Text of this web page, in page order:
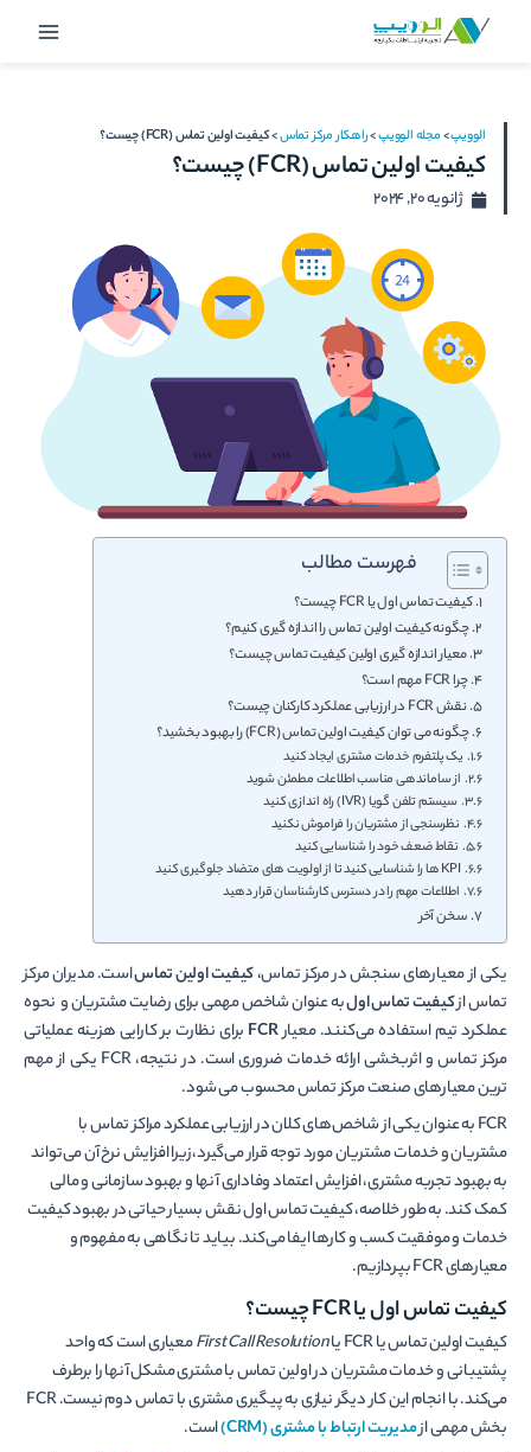
Main
الوویپ>مجله الوویپ>راهکار مرکز تماس>کیفیت اولین تماس (FCR) چیست؟
کیفیت اولین تماس (FCR) چیست؟
ژانویه 20, 2024
فهرست مطالب
کیفیت تماس اول یا FCR چیست؟
چگونه کیفیت اولین تماس را اندازه گیری کنیم؟
معیار اندازه گیری اولین کیفیت تماس چیست؟
چرا FCR مهم است؟
نقش FCR در ارزیابی عملکرد کارکنان چیست؟
چگونه می توان کیفیت اولین تماس (FCR) را بهبود بخشید؟
یک پلتفرم خدمات مشتری ایجاد کنید
از ساماندهی مناسب اطلاعات مطمئن شوید
سیستم تلفن گویا (IVR) راه اندازی کنید
نظرسنجی از مشتریان را فراموش نکنید
نقاط ضعف خود را شناسایی کنید
KPI ها را شناسایی کنید تا از اولویت های متضاد جلوگیری کنید
اطلاعات مهم را در دسترس کارشناسان قرار دهید
سخن آخر
یکی از معیارهای سنجش در مرکز تماس،کیفیت اولین تماساست. مدیران مرکز
تماس ازکیفیت تماس اولبه عنوان شاخص مهمی برای رضایت مشتریان و نحوه
عملکرد تیم استفاده می‌کنند. معیارFCR برای نظارت بر کارایی هزینه عملیاتی
مرکز تماس و اثربخشی ارائه خدمات ضروری است. در نتیجه، FCR یکی از مهم
ترین معیارهای صنعت مرکز تماس محسوب می شود.
FCR به عنوان یکی از شاخص‌های کلان در ارزیابی عملکرد مراکز تماس با
مشتریان و خدمات مشتریان مورد توجه قرار می‌گیرد، زیرا افزایش نرخ آن می‌تواند
به بهبود تجربه مشتری، افزایش اعتماد وفاداری آنها و بهبود سازمانی و مالی
کمک کند. به طور خلاصه، کیفیت تماس اول نقش بسیار حیاتی در بهبود کیفیت
خدمات و موفقیت کسب و کارها ایفا می‌کند. بیاید تا نگاهی به مفهوم و
معیارهای FCR بپردازیم.
کیفیت تماس اول یا FCR چیست؟
کیفیت اولین تماس یا FCR یا First Call Resolutionمعیاری است که واحد
پشتیبانی و خدمات مشتریان در اولین تماس با مشتری مشکل آنها را برطرف
می‌کند. با انجام این کار دیگر نیازی به پیگیری مشتری با تماس دوم نیست. FCR
بخش مهمی ازمدیریت ارتباط با مشتری (CRM)
است.